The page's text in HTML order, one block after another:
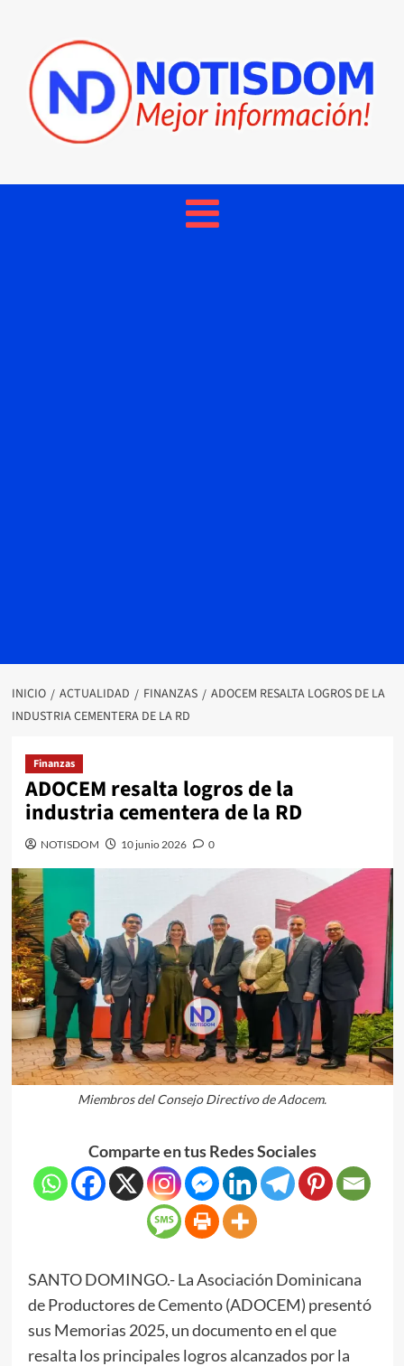
INICIO ACTUALIDAD FINANZAS
ADOCEM RESALTA LOGROS DE LA
INDUSTRIA CEMENTERA DE LA RD
Finanzas
ADOCEM resalta logros de la
industria cementera de la RD
NOTISDOM 10 junio 2026 0
Miembros del Consejo Directivo de Adocem.
Comparte en tus Redes Sociales
SANTO DOMINGO.- La Asociación Dominicana
de Productores de Cemento (ADOCEM) presentó
sus Memorias 2025, un documento en el que
resalta los principales logros alcanzados por la